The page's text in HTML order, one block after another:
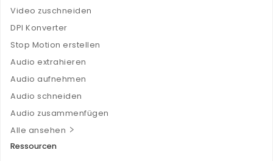
Video zuschneiden
DPI Konverter
Stop Motion erstellen
Audio extrahieren
Audio aufnehmen
Audio schneiden
Audio zusammenfügen
Alle ansehen
Ressourcen